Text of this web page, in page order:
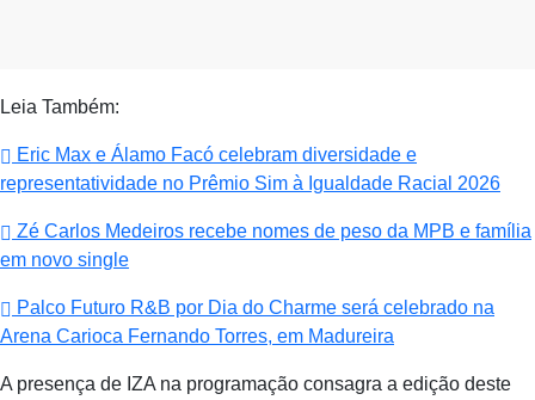
Leia Também:
Eric Max e Álamo Facó celebram diversidade e
representatividade no Prêmio Sim à Igualdade Racial 2026
Zé Carlos Medeiros recebe nomes de peso da MPB e família
em novo single
Palco Futuro R&B por Dia do Charme será celebrado na
Arena Carioca Fernando Torres, em Madureira
A presença de IZA na programação consagra a edição deste